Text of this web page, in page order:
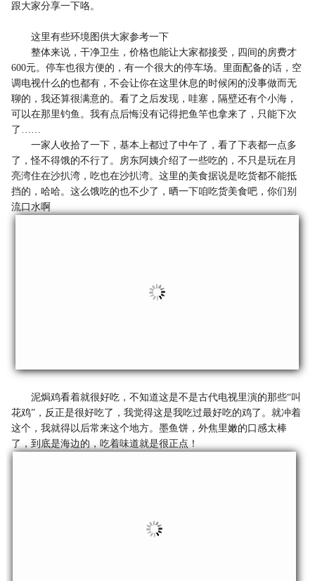
跟大家分享一下咯。
这里有些环境图供大家参考一下
整体来说，干净卫生，价格也能让大家都接受，四间的房费才
600元。停车也很方便的，有一个很大的停车场。里面配备的话，空
调电视什么的也都有，不会让你在这里休息的时候闲的没事做而无
聊的，我还算很满意的。看了之后发现，哇塞，隔壁还有个小海，
可以在那里钓鱼。我有点后悔没有记得把鱼竿也拿来了，只能下次
了……
一家人收拾了一下，基本上都过了中午了，看了下表都一点多
了，怪不得饿的不行了。房东阿姨介绍了一些吃的，不只是玩在月
亮湾住在沙扒湾，吃也在沙扒湾。这里的美食据说是吃货都不能抵
挡的，哈哈。这么饿吃的也不少了，晒一下咱吃货美食吧，你们别
流口水啊
泥焗鸡看着就很好吃，不知道这是不是古代电视里演的那些“叫
花鸡”，反正是很好吃了，我觉得这是我吃过最好吃的鸡了。就冲着
这个，我就得以后常来这个地方。墨鱼饼，外焦里嫩的口感太棒
了，到底是海边的，吃着味道就是很正点！